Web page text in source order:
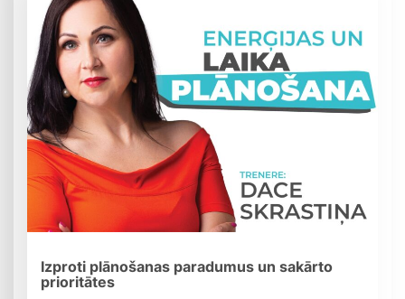
Izproti plānošanas paradumus un sakārto
prioritātes